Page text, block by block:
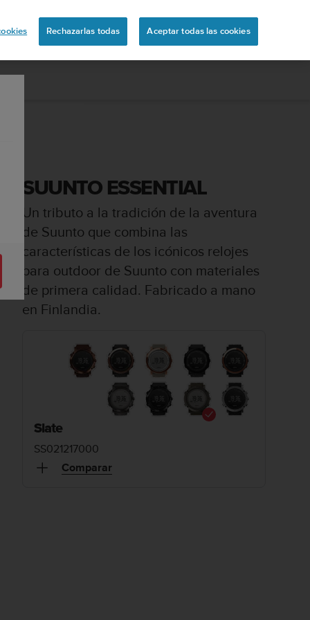
SUUNTO ESSENTIAL
Un tributo a la tradición de la aventura
de Suunto que combina las
características de los icónicos relojes
para outdoor de Suunto con materiales
de primera calidad. Fabricado a mano
en Finlandia.
Slate
SS021217000
Comparar
Rechazarlas todas Aceptar todas las cookies